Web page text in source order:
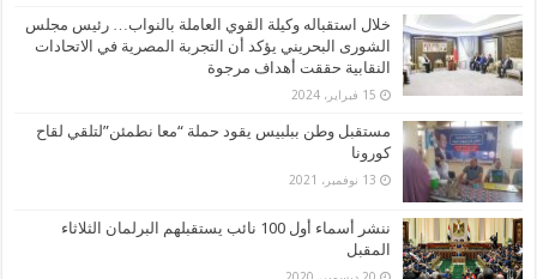
خلال استقباله وكيلة القوي العاملة بالنواب… رئيس مجلس
الشورى البحريني يؤكد أن التجربة المصرية في الاتحادات
النقابية حققت أهداف مرجوة
15 فبراير، 2024
مستقبل وطن ببلبيس يقود حملة “معا نطمئن”لتلقي لقاح
كورونا
13 نوفمبر، 2021
ننشر أسماء أول 100 نائب يستقبلهم البرلمان الثلاثاء
المقبل